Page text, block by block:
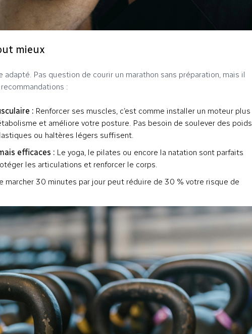
mieux
adapté. Pas question de courir un marathon sans préparation, mais il
:
: Renforcer ses muscles, c’est comme installer un moteur plus
et améliore votre posture. Pas besoin de soulever des poids
ou haltères légers suffisent.
efficaces : Le yoga, le pilates ou encore la natation sont parfaits
les articulations et renforcer le corps.
marcher 30 minutes par jour peut réduire de 30 % votre risque de